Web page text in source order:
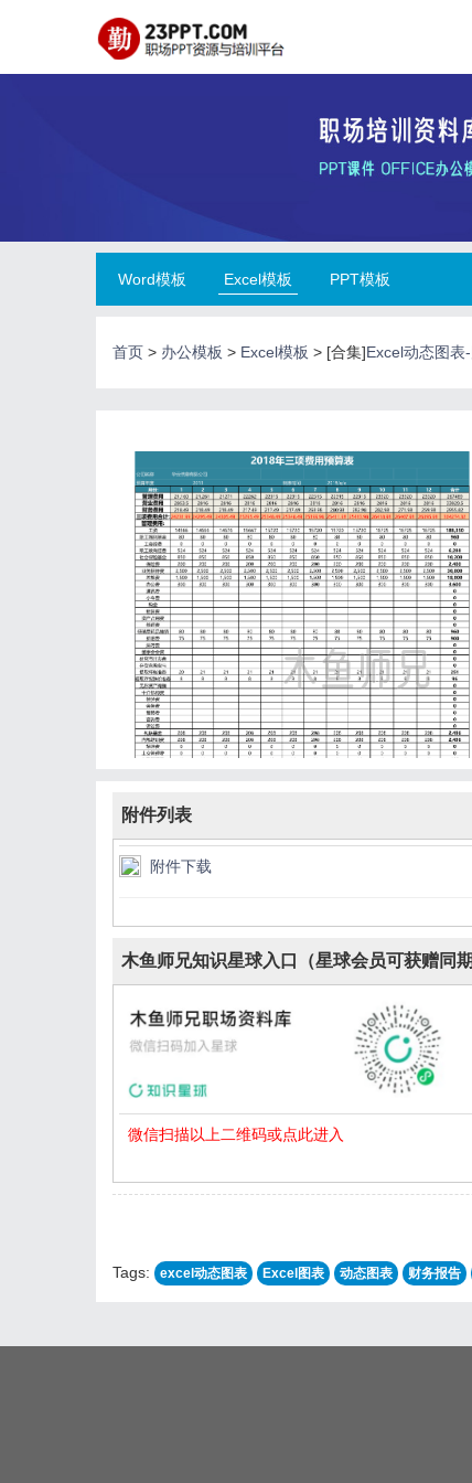
Word模板 Excel模板 PPT模板
首页 > 办公模板 > Excel模板 > [合集]Excel动态图表
附件列表
附件下载
木鱼师兄知识星球入口（星球会员可获赠同
微信扫描以上二维码或点此进入
Tags: excel动态图表 Excel图表 动态图表 财务报告